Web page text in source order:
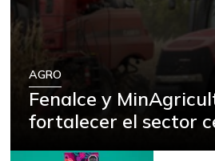
AGRO
Fenalce y
fortalecer el sector